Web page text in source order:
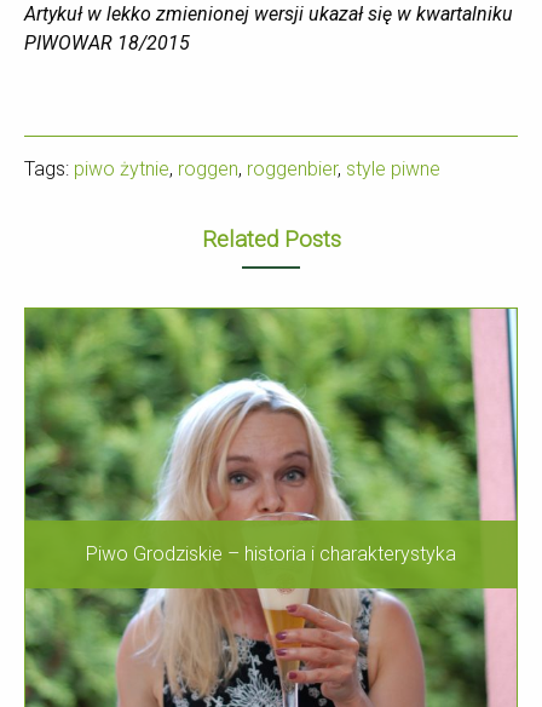
Artykuł w lekko zmienionej wersji ukazał się w kwartalniku
PIWOWAR 18/2015
Tags: piwo żytnie, roggen, roggenbier, style piwne
Related Posts
Piwo Grodziskie – historia i charakterystyka